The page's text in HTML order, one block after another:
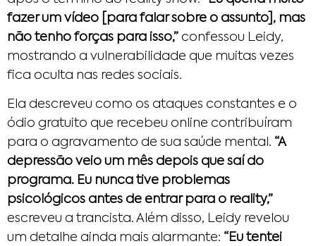
fazer um vídeo [para falar sobre o assunto], mas
não tenho forças para isso,” confessou Leidy,
mostrando a vulnerabilidade que muitas vezes
fica oculta nas redes sociais.
Ela descreveu como os ataques constantes e o
ódio gratuito que recebeu online contribuíram
para o agravamento de sua saúde mental. “A
depressão veio um mês depois que saí do
programa. Eu nunca tive problemas
psicológicos antes de entrar para o reality,”
escreveu a trancista. Além disso, Leidy revelou
um detalhe ainda mais alarmante: “Eu tentei